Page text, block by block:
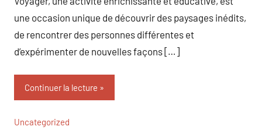
une occasion unique de découvrir des paysages inédits,
de rencontrer des personnes différentes et
d’expérimenter de nouvelles façons […]
Continuer la lecture
Uncategorized